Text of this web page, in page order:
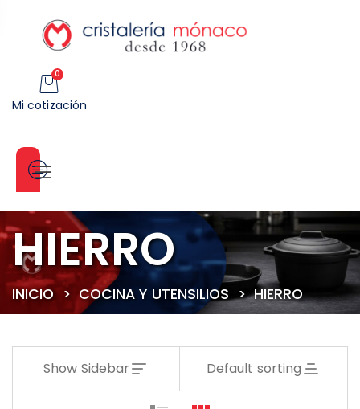
0
Mi cotización
Categorías
HIERRO
INICIO>COCINA Y UTENSILIOS >HIERRO
Show Sidebar Default sorting